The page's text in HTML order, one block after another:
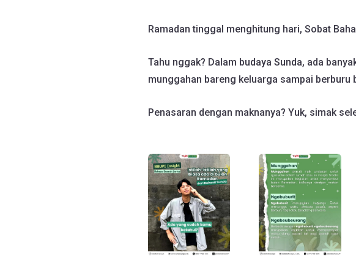
Ramadan tinggal menghitung hari, Sobat
Tahu nggak? Dalam budaya Sunda, ada
munggahan bareng keluarga sampai berburu
Penasaran dengan maknanya? Yuk, simak